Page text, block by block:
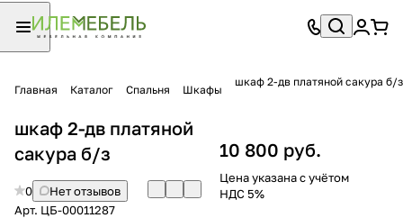
Главная Каталог Спальня Шкафы
шкаф 2-дв платяной сакура б/з
шкаф 2-дв платяной
сакура б/з
0
Нет отзывов
Арт. ЦБ-00011287
10 800 руб.
Цена указана с учётом
НДС 5%